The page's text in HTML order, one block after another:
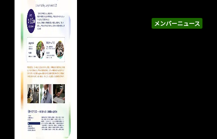
メンバーニュース